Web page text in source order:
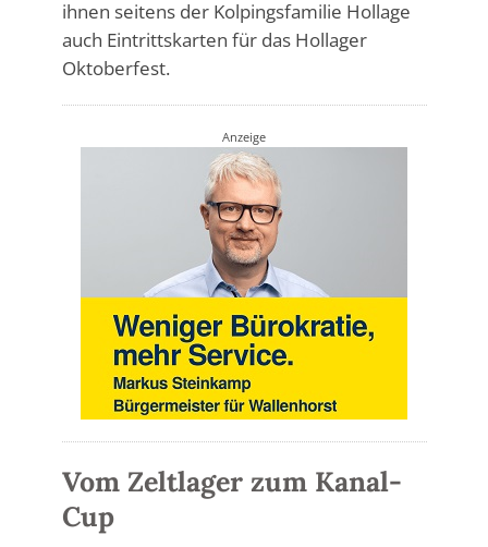
ihnen seitens der Kolpingsfamilie Hollage
auch Eintrittskarten für das Hollager
Oktoberfest.
Anzeige
Vom Zeltlager zum Kanal-
Cup